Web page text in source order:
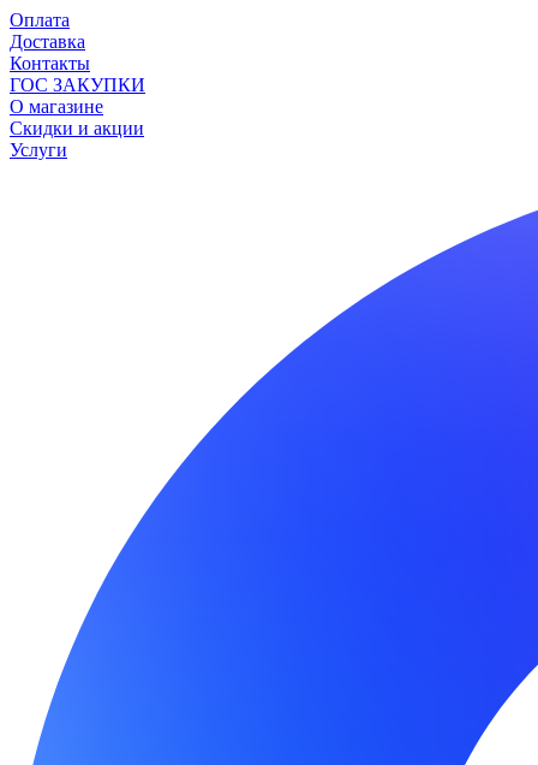
Оплата
Доставка
Контакты
ГОС ЗАКУПКИ
О магазине
Скидки и акции
Услуги